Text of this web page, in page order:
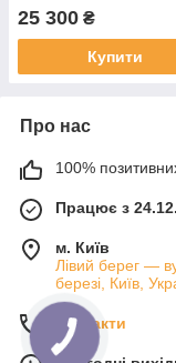
PREMIUM
25 300 ₴
Купити
Про нас
100%
Працює з
м. Київ
Лівий берег —
березі, Київ,
Контакти